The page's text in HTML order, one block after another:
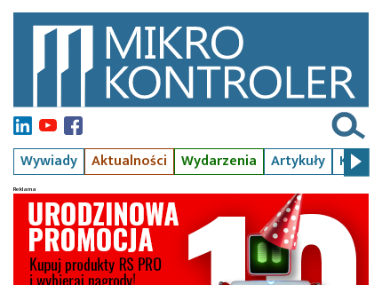
Wywiady Aktualności Wydarzenia Artykuły Kursy